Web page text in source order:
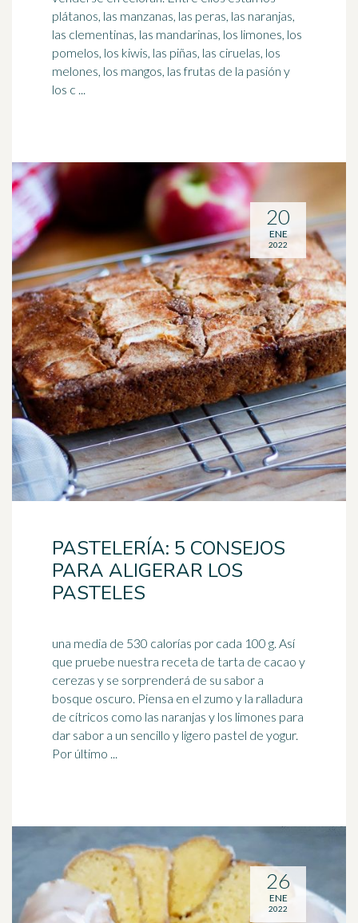
plátanos, las manzanas, las peras, las naranjas,
las clementinas, las mandarinas, los limones, los
pomelos, los kiwis, las piñas, las ciruelas, los
melones, los mangos, las frutas de la pasión y
los c ...
PASTELERÍA: 5 CONSEJOS
PARA ALIGERAR LOS
PASTELES
una media de 530 calorías por cada 100 g. Así
que pruebe nuestra receta de tarta de cacao y
cerezas y se sorprenderá de su sabor a
bosque oscuro. Piensa en el zumo y la ralladura
de cítricos como las naranjas y los limones para
dar sabor a un sencillo y ligero pastel de yogur.
Por último ...
20
ENE
2022
26
ENE
2022